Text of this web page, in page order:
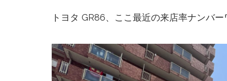
トヨタ GR86、ここ最近の来店率ナンバ